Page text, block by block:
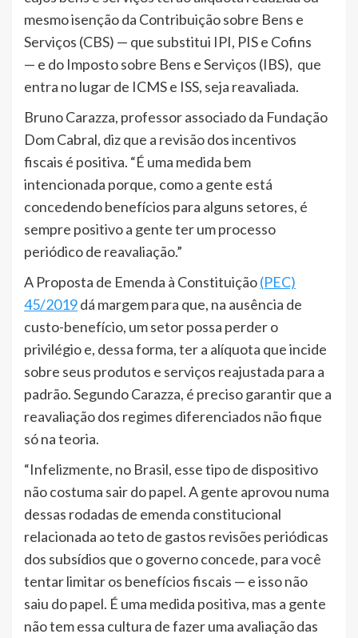
mesmo isenção da Contribuição sobre Bens e
Serviços (CBS) — que substitui IPI, PIS e Cofins
— e do Imposto sobre Bens e Serviços (IBS), que
entra no lugar de ICMS e ISS, seja reavaliada.
Bruno Carazza, professor associado da Fundação
Dom Cabral, diz que a revisão dos incentivos
fiscais é positiva. “É uma medida bem
intencionada porque, como a gente está
concedendo benefícios para alguns setores, é
sempre positivo a gente ter um processo
periódico de reavaliação.”
A Proposta de Emenda à Constituição(PEC)
45/2019dá margem para que, na ausência de
custo-benefício, um setor possa perder o
privilégio e, dessa forma, ter a alíquota que incide
sobre seus produtos e serviços reajustada para a
padrão. Segundo Carazza, é preciso garantir que a
reavaliação dos regimes diferenciados não fique
só na teoria.
“Infelizmente, no Brasil, esse tipo de dispositivo
não costuma sair do papel. A gente aprovou numa
dessas rodadas de emenda constitucional
relacionada ao teto de gastos revisões periódicas
dos subsídios que o governo concede, para você
tentar limitar os benefícios fiscais — e isso não
saiu do papel. É uma medida positiva, mas a gente
não tem essa cultura de fazer uma avaliação das